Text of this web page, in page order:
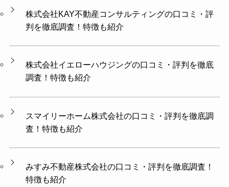
株式会社KAY不動産コンサルティングの口コミ・評
判を徹底調査！特徴も紹介
株式会社イエローハウジングの口コミ・評判を徹底
調査！特徴も紹介
スマイリーホーム株式会社の口コミ・評判を徹底調
査！特徴も紹介
みすみ不動産株式会社の口コミ・評判を徹底調査！
特徴も紹介